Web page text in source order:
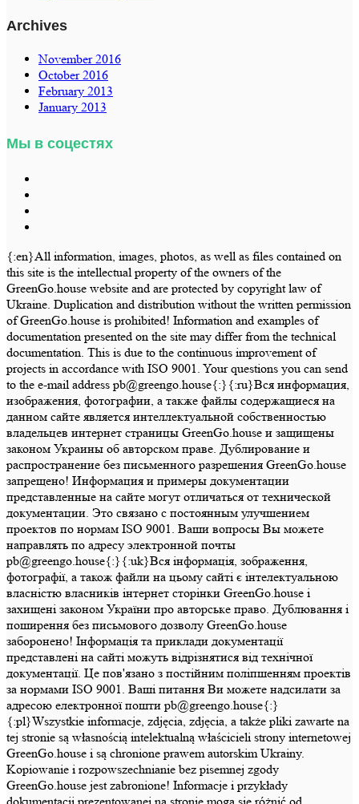
Archives
November 2016
October 2016
February 2013
January 2013
Мы в соцестях
{:en}All information, images, photos, as well as files contained on
this site is the intellectual property of the owners of the
GreenGo.house website and are protected by copyright law of
Ukraine. Duplication and distribution without the written permission
of GreenGo.house is prohibited! Information and examples of
documentation presented on the site may differ from the technical
documentation. This is due to the continuous improvement of
projects in accordance with ISO 9001. Your questions you can send
to the e-mail address pb@greengo.house{:}{:ru}Вся информация,
изображения, фотографии, а также файлы содержащиеся на
данном сайте является интеллектуальной собственностью
владельцев интернет страницы GreenGo.house и защищены
законом Украины об авторском праве. Дублирование и
распространение без письменного разрешения GreenGo.house
запрещено! Информация и примеры документации
представленные на сайте могут отличаться от технической
документации. Это связано с постоянным улучшением
проектов по нормам ISO 9001. Ваши вопросы Вы можете
направлять по адресу электронной почты
pb@greengo.house{:}{:uk}Вся інформація, зображення,
фотографії, а також файли на цьому сайті є інтелектуальною
власністю власників інтернет сторінки GreenGo.house і
захищені законом України про авторське право. Дублювання і
поширення без письмового дозволу GreenGo.house
заборонено! Інформація та приклади документації
представлені на сайті можуть відрізнятися від технічної
документації. Це пов'язано з постійним поліпшенням проектів
за нормами ISO 9001. Ваші питання Ви можете надсилати за
адресою електронної пошти pb@greengo.house{:}
{:pl}Wszystkie informacje, zdjęcia, zdjęcia, a także pliki zawarte na
tej stronie są własnością intelektualną właścicieli strony internetowej
GreenGo.house i są chronione prawem autorskim Ukrainy.
Kopiowanie i rozpowszechnianie bez pisemnej zgody
GreenGo.house jest zabronione! Informacje i przykłady
dokumentacji prezentowanej na stronie mogą się różnić od